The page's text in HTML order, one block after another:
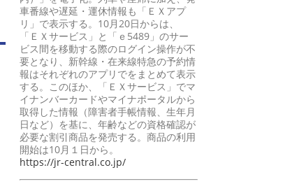
車番線や遅延・運休情報も「ＥＸアプ
リ」で表示する。10月20日からは、
「ＥＸサービス」と「ｅ5489」のサー
ビス間を移動する際のログイン操作が不
要となり、新幹線・在来線特急の予約情
報はそれぞれのアプリでをまとめて表示
する。このほか、「ＥＸサービス」でマ
イナンバーカードやマイナポータルから
取得した情報（障害者手帳情報、生年月
日など）を基に、年齢などの資格確認が
必要な割引商品を発売する。商品の利用
開始は10月１日から。
https://jr-central.co.jp/